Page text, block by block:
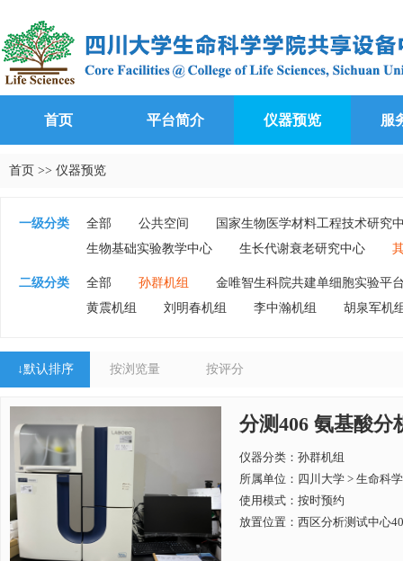
首页 平台简介 仪器预览 服
首页 >> 仪器预览
一级分类 全部 公共空间
国家生物医学材料工程技术研究
生物基础实验教学中心
生长代谢衰老研究中心
二级分类 全部 孙群机组
金唯智生科院共建单细胞实验平
黄震机组
刘明春机组 李中瀚机组 胡泉军机
↓默认排序 按浏览量 按评分
分测406 氨基酸
仪器分类：孙群机组
所属单位： 四川大学 > 生命科
使用模式：按时预约
放置位置：西区分析测试中心